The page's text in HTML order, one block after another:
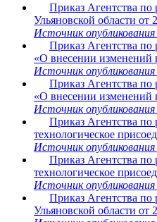
Приказ Агентства
Ульяновской области
Источник
Приказ Агентства
«О внесении изменений
Источник
Приказ Агентства
«О внесении изменений
Источник
Приказ Агентства
технологическое
Источник
Приказ Агентства
технологическое
Источник
Приказ Агентства
Ульяновской области